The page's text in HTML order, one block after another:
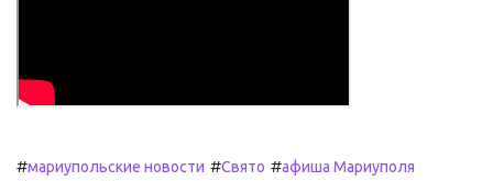
#мариупольские новости #Свято #афиша Мариуполя